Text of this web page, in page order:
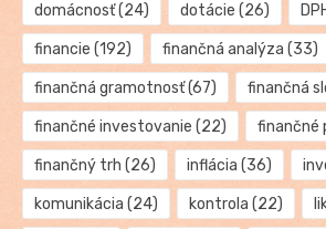
domácnosť(24) dotácie (26)
financie (192) finančná analýza (33)
finančná gramotnosť(67) finančná
finančné investovanie (22) finančné
finančný trh (26) inflácia (36)
komunikácia (24) kontrola (22)